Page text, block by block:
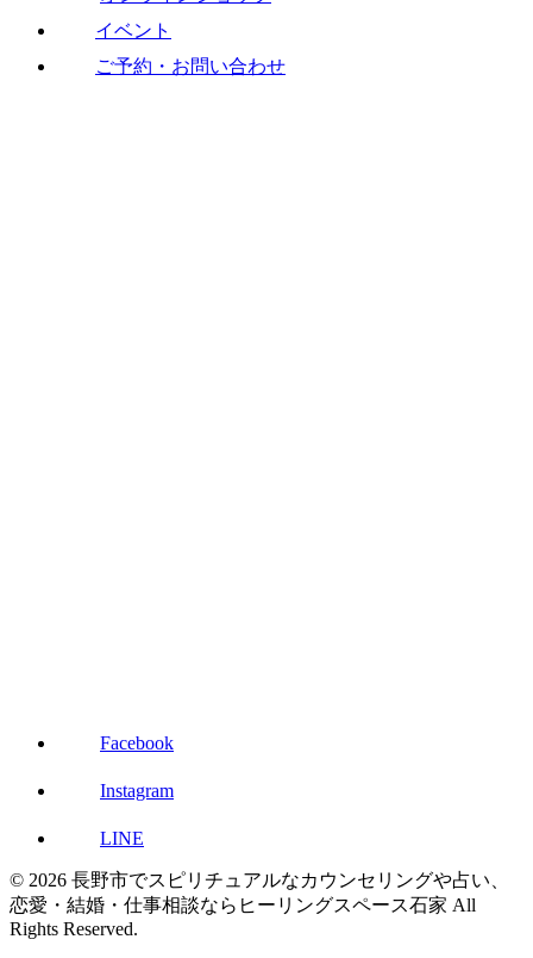
イベント
ご予約・お問い合わせ
Facebook
Instagram
LINE
© 2026 長野市でスピリチュアルなカウンセリングや占い、
恋愛・結婚・仕事相談ならヒーリングスペース石家 All
Rights Reserved.